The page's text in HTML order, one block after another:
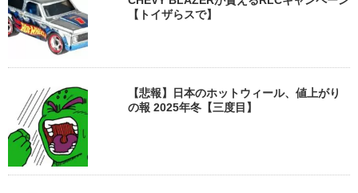
【トイザらスで】
【悲報】日本のホットウィール、値上がり
の報 2025年冬【三度目】